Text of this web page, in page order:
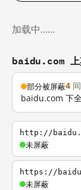
加载中……
baidu.com 上
部分被屏蔽4
baidu.com 下
http://
未屏蔽
https://
未屏蔽